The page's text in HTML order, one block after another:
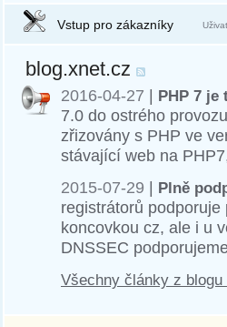
Vstup pro zákazníky
blog.xnet.cz
2016-04-27 PHP 7 je
7.0 do ostrého
zřizovány s PHP ve
stávající web na
2015-07-29 Plně
registrátorů
koncovkou cz, ale i u
DNSSEC
Všechny články z blogu